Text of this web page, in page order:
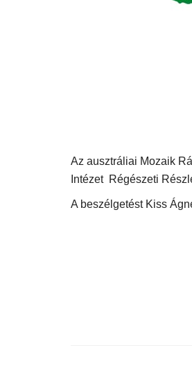
Az ausztráliai Mozaik
Intézet Régészeti
A beszélgetést Kiss